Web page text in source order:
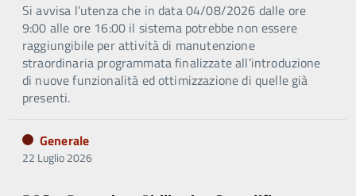
Si avvisa l’utenza che in data 04/08/2026 dalle ore
9:00 alle ore 16:00 il sistema potrebbe non essere
raggiungibile per attività di manutenzione
straordinaria programmata finalizzate all’introduzione
di nuove funzionalità ed ottimizzazione di quelle già
presenti.
Generale
22 Luglio 2026